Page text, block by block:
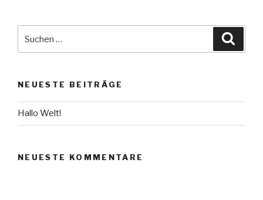
nach:
NEUESTE BEITRÄGE
Hallo Welt!
NEUESTE KOMMENTARE